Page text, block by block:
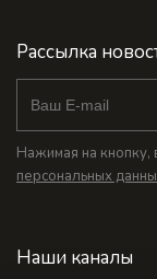
Рассылка
Нажимая на кнопку,
персональных
Наши каналы